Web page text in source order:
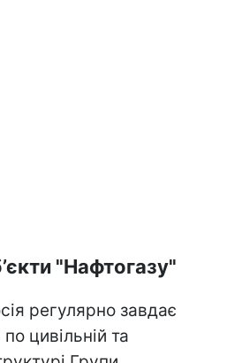
"Нафтогазу"
регулярно завдає
цивільній та